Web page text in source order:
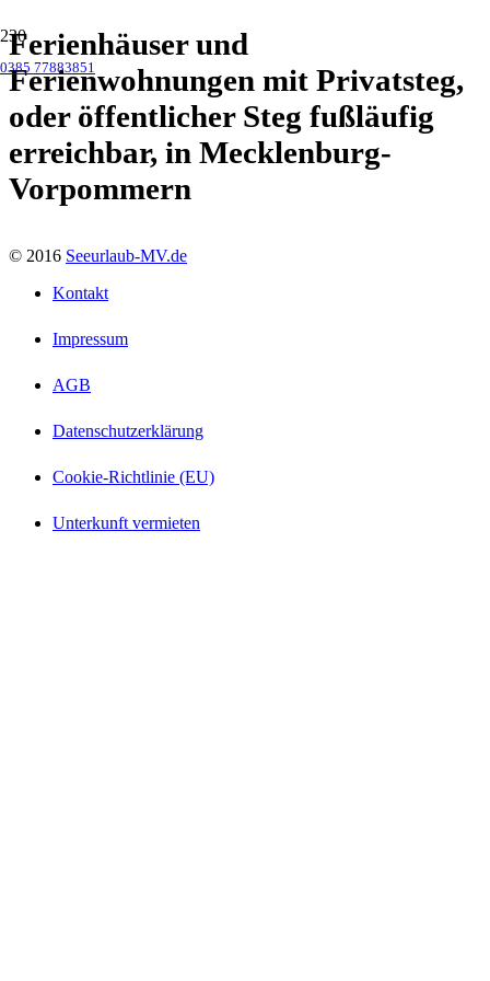
0385 77883851
Ferienhäuser und
Ferienwohnungen mit Privatsteg,
oder öffentlicher Steg fußläufig
erreichbar, in Mecklenburg-
Vorpommern
© 2016 Seeurlaub-MV.de
Kontakt
Impressum
AGB
Datenschutzerklärung
Cookie-Richtlinie (EU)
Unterkunft vermieten